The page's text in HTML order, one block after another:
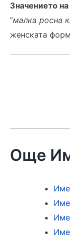
Значението
“малка росна
женската
Още